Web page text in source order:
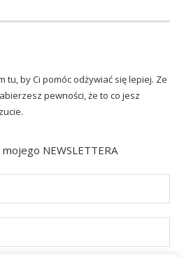
tu, by Ci pomóc odżywiać się lepiej. Ze
pewności, że to co jesz
NEWSLETTERA